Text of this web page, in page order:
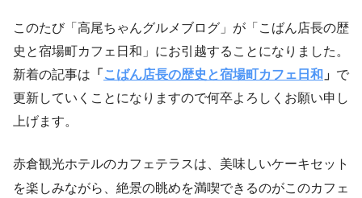
このたび「高尾ちゃんグルメブログ」が「こばん店長の歴
史と宿場町カフェ日和」にお引越することになりました。
新着の記事は 「 こばん店長の歴史と宿場町カフェ日和 」 で
更新していくことになりますので何卒よろしくお願い申し
上げます。
赤倉観光ホテルのカフェテラスは、美味しいケーキセット
を楽しみながら、絶景の眺めを満喫できるのがこのカフェ